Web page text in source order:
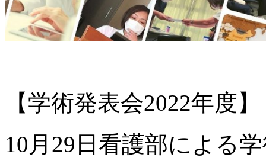
【学術発表会2022年度】
10 月 29 日看護部による